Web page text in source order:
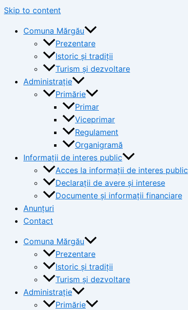
Skip to content
Comuna Mărgău
Prezentare
Istoric și tradiții
Turism și dezvoltare
Administrație
Primărie
Primar
Viceprimar
Regulament
Organigramă
Informații de interes public
Acces la informații de interes public
Declarații de avere și interese
Documente și informații financiare
Anunțuri
Contact
Comuna Mărgău
Prezentare
Istoric și tradiții
Turism și dezvoltare
Administrație
Primărie